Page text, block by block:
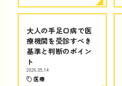
大人の手足口病で医
療機関を受診すべき
基準と判断のポイン
ト
2026.05.14
医療